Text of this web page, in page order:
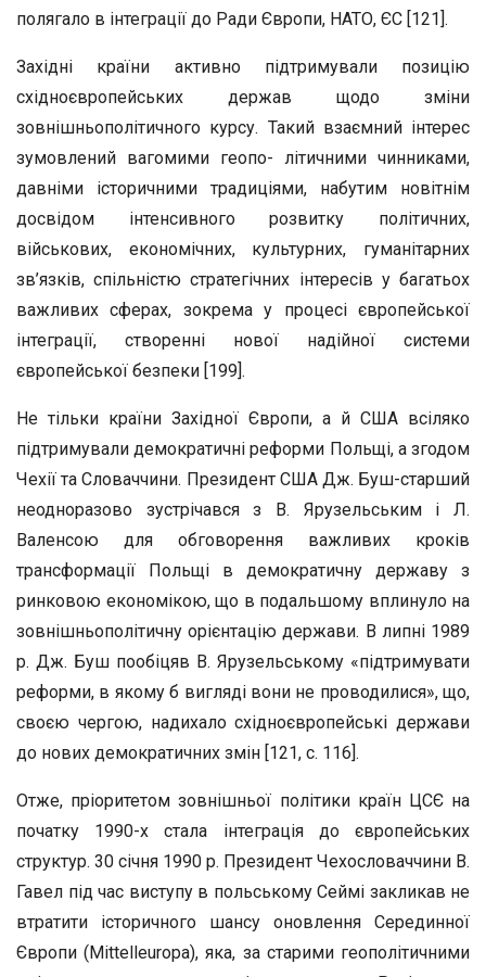
полягало в інтеграції до Ради Європи, НАТО, ЄС [121].
Західні країни активно підтримували позицію
східноєвропейських держав щодо зміни
зовнішньополітичного курсу. Такий взаємний інтерес
зумовлений вагомими геопо- літичними чинниками,
давніми історичними традиціями, набутим новітнім
досвідом інтенсивного розвитку політичних,
військових, економічних, культурних, гуманітарних
зв’язків, спільністю стратегічних інтересів у багатьох
важливих сферах, зокрема у процесі європейської
інтеграції, створенні нової надійної системи
європейської безпеки [199].
Не тільки країни Західної Європи, а й США всіляко
підтримували демократичні реформи Польщі, а згодом
Чехії та Словаччини. Президент США Дж. Буш-старший
неодноразово зустрічався з В. Ярузельським і Л.
Валенсою для обговорення важливих кроків
трансформації Польщі в демократичну державу з
ринковою економікою, що в подальшому вплинуло на
зовнішньополітичну орієнтацію держави. В липні 1989
р. Дж. Буш пообіцяв В. Ярузельському «підтримувати
реформи, в якому б вигляді вони не проводилися», що,
своєю чергою, надихало східноєвропейські держави
до нових демократичних змін [121, с. 116].
Отже, пріоритетом зовнішньої політики країн ЦСЄ на
початку 1990-х стала інтеграція до європейських
структур. 30 січня 1990 р. Президент Чехословаччини В.
Гавел під час виступу в польському Сеймі закликав не
втратити історичного шансу оновлення Серединної
Європи (Mittelleuropa), яка, за старими геополітичними